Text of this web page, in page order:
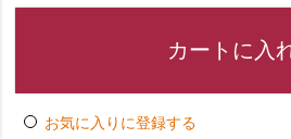
カートに入
お気に入りに登録する